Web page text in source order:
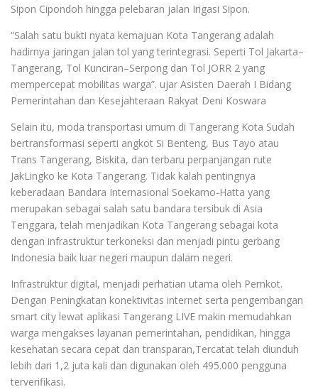
Sipon Cipondoh hingga pelebaran jalan Irigasi Sipon.
“Salah satu bukti nyata kemajuan Kota Tangerang adalah
hadirnya jaringan jalan tol yang terintegrasi. Seperti Tol Jakarta–
Tangerang, Tol Kunciran–Serpong dan Tol JORR 2 yang
mempercepat mobilitas warga”. ujar Asisten Daerah I Bidang
Pemerintahan dan Kesejahteraan Rakyat Deni Koswara
Selain itu, moda transportasi umum di Tangerang Kota Sudah
bertransformasi seperti angkot Si Benteng, Bus Tayo atau
Trans Tangerang, Biskita, dan terbaru perpanjangan rute
JakLingko ke Kota Tangerang. Tidak kalah pentingnya
keberadaan Bandara Internasional Soekarno-Hatta yang
merupakan sebagai salah satu bandara tersibuk di Asia
Tenggara, telah menjadikan Kota Tangerang sebagai kota
dengan infrastruktur terkoneksi dan menjadi pintu gerbang
Indonesia baik luar negeri maupun dalam negeri.
Infrastruktur digital, menjadi perhatian utama oleh Pemkot.
Dengan Peningkatan konektivitas internet serta pengembangan
smart city lewat aplikasi Tangerang LIVE makin memudahkan
warga mengakses layanan pemerintahan, pendidikan, hingga
kesehatan secara cepat dan transparan,Tercatat telah diunduh
lebih dari 1,2 juta kali dan digunakan oleh 495.000 pengguna
terverifikasi.